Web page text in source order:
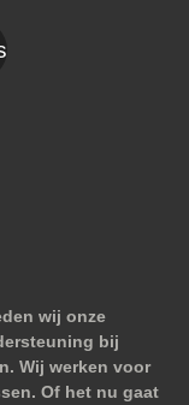
wij onze
bij
Wij werken voor
Of het nu gaat